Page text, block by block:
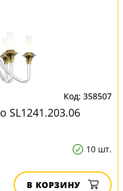
358507
SL1241.203.06
10 шт.
В КОРЗИНУ